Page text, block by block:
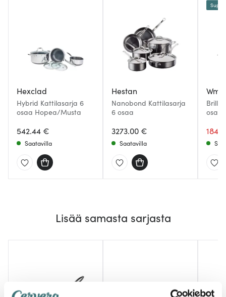
Hexclad
Hybrid Kattilasarja 6
osaa Hopea/Musta
542.44 €
Saatavilla
Hestan
Nanobond Kattilasarja
6 osaa
3273.00 €
Saatavilla
Wmf
osaa
Lisää samasta sarjasta